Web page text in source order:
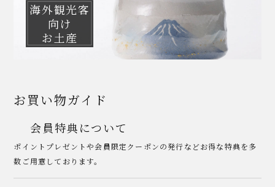
海外観光客
向け
お土産
お買い物ガイド
会員特典について
ポイントプレゼントや会員限定クーポンの発行などお得な特典を多
数ご用意しております。